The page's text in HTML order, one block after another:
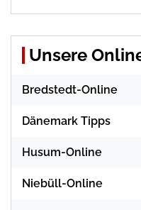
Unsere
Bredstedt-Online
Dänemark Tipps
Husum-Online
Niebüll-Online